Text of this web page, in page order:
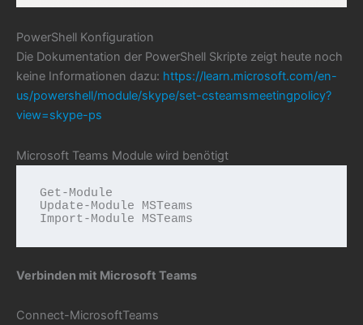
PowerShell Konfiguration
Die Dokumentation der PowerShell Skripte zeigt heute noch
keine Informationen dazu: https://learn.microsoft.com/en-
us/powershell/module/skype/set-csteamsmeetingpolicy?
view=skype-ps
Microsoft Teams Module wird benötigt
Get-Module
Update-Module MSTeams
Import-Module MSTeams
Verbinden mit Microsoft Teams
Connect-MicrosoftTeams